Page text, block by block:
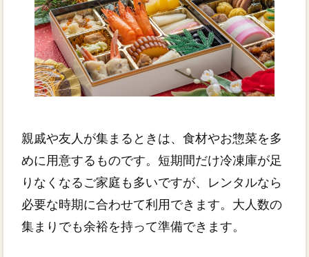
親戚や友人が集まるときは、食材やお惣菜を多
めに用意するものです。短期間だけ冷凍庫が足
りなくなるご家庭も多いですが、レンタルなら
必要な時期に合わせて利用できます。大人数の
集まりでも余裕を持って準備できます。